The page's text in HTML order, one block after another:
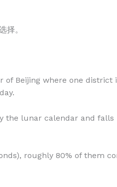
择。
of Beijing where one
the lunar calendar and
roughly 80% of them